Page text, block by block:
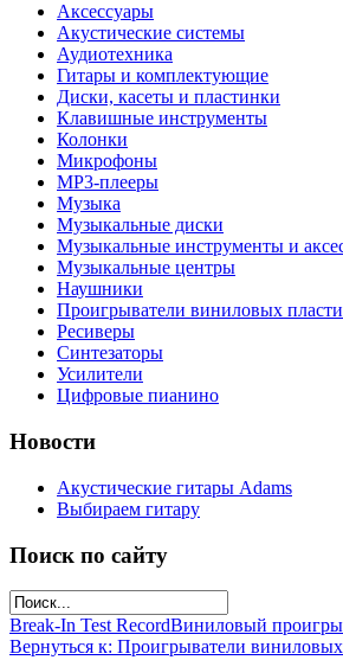
Аксессуары
Акустические системы
Аудиотехника
Гитары и комплектующие
Диски, касеты и пластинки
Клавишные инструменты
Колонки
Микрофоны
МР3-плееры
Музыка
Музыкальные диски
Музыкальные инструменты и
Музыкальные центры
Наушники
Проигрыватели виниловых
Ресиверы
Синтезаторы
Усилители
Цифровые пианино
Новости
Акустические гитары Adams
Выбираем гитару
Поиск по сайту
Break-In Test RecordВиниловый
Вернуться к: Проигрыватели